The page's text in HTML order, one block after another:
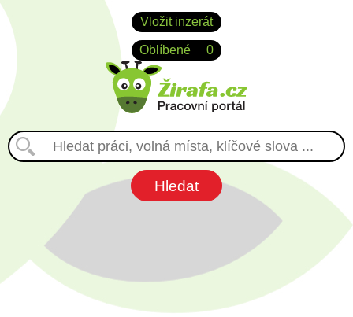
Vložit inzerát
Oblíbené 0